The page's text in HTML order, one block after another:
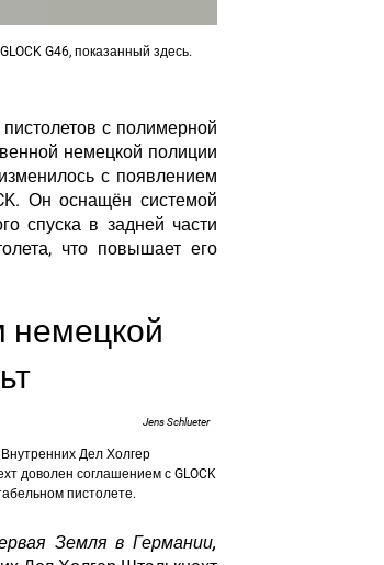
G46, показанный здесь.
с полимерной
немецкой полиции
с появлением
Он оснащёнсистемой
спуска в задней части
что повышает его
немецкой
Jens Schlueter
Дел Холгер
доволен соглашением с GLOCK
пистолете.
Земля в Германии,